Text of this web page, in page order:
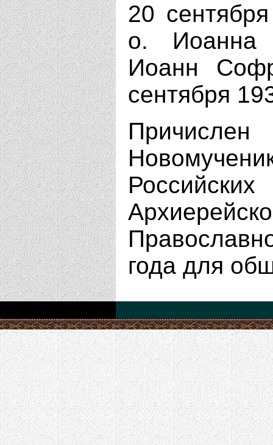
20
о. Иоанна
Иоанн
сентября
года для